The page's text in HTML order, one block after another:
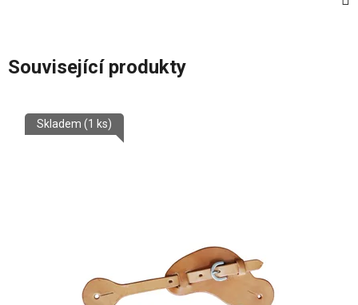
Související produkty
Skladem (1 ks)